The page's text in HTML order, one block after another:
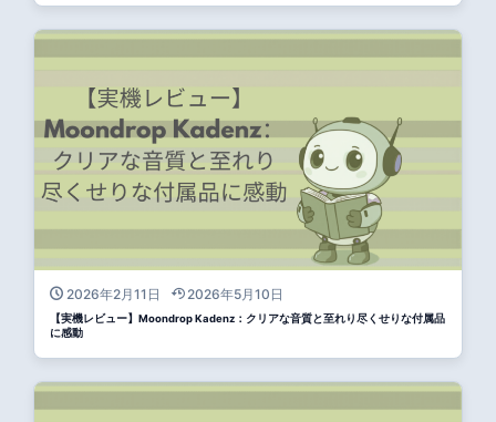
2026年2月11日 2026年5月10日
【実機レビュー】Moondrop Kadenz：クリアな音質と至れり尽くせりな付属品
に感動